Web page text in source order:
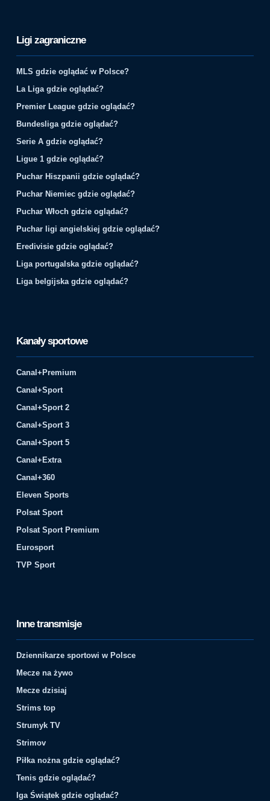
Ligi zagraniczne
MLS gdzie oglądać w Polsce?
La Liga gdzie oglądać?
Premier League gdzie oglądać?
Bundesliga gdzie oglądać?
Serie A gdzie oglądać?
Ligue 1 gdzie oglądać?
Puchar Hiszpanii gdzie oglądać?
Puchar Niemiec gdzie oglądać?
Puchar Włoch gdzie oglądać?
Puchar ligi angielskiej gdzie oglądać?
Eredivisie gdzie oglądać?
Liga portugalska gdzie oglądać?
Liga belgijska gdzie oglądać?
Kanały sportowe
Canal+Premium
Canal+Sport
Canal+Sport 2
Canal+Sport 3
Canal+Sport 5
Canal+Extra
Canal+360
Eleven Sports
Polsat Sport
Polsat Sport Premium
Eurosport
TVP Sport
Inne transmisje
Dziennikarze sportowi w Polsce
Mecze na żywo
Mecze dzisiaj
Strims top
Strumyk TV
Strimov
Piłka nożna gdzie oglądać?
Tenis gdzie oglądać?
Iga Świątek gdzie oglądać?